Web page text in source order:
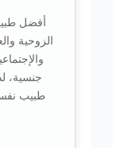
أفضل
الزوحية
طبيب